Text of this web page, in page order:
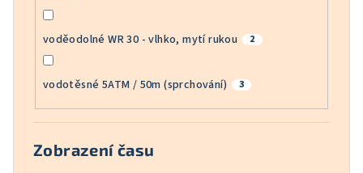
voděodolné WR 30 - vlhko, mytí rukou 2
vodotěsné 5ATM / 50m (sprchování) 3
Zobrazení času